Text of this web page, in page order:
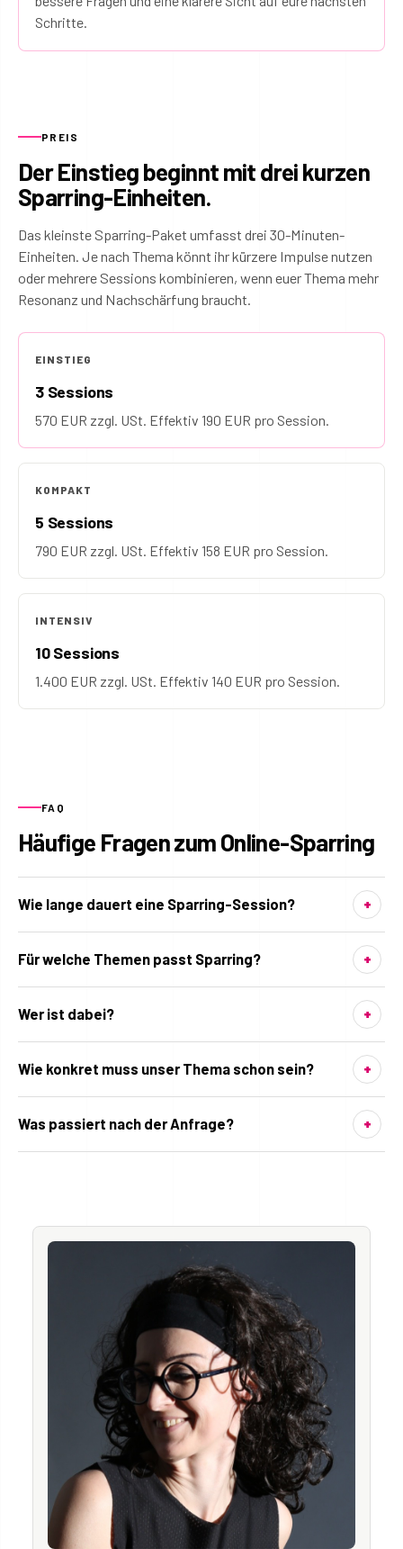
Schritte.
PREIS
Der Einstieg beginnt mit drei kurzen
Sparring-Einheiten.
Das kleinste Sparring-Paket umfasst drei 30-Minuten-
Einheiten. Je nach Thema könnt ihr kürzere Impulse nutzen
oder mehrere Sessions kombinieren, wenn euer Thema mehr
Resonanz und Nachschärfung braucht.
EINSTIEG
3 Sessions
570 EUR zzgl. USt. Effektiv 190 EUR pro Session.
KOMPAKT
5 Sessions
790 EUR zzgl. USt. Effektiv 158 EUR pro Session.
INTENSIV
10 Sessions
1.400 EUR zzgl. USt. Effektiv 140 EUR pro Session.
FAQ
Häufige Fragen zum Online-Sparring
Wie lange dauert eine Sparring-Session?
Für welche Themen passt Sparring?
Wer ist dabei?
Wie konkret muss unser Thema schon sein?
Was passiert nach der Anfrage?